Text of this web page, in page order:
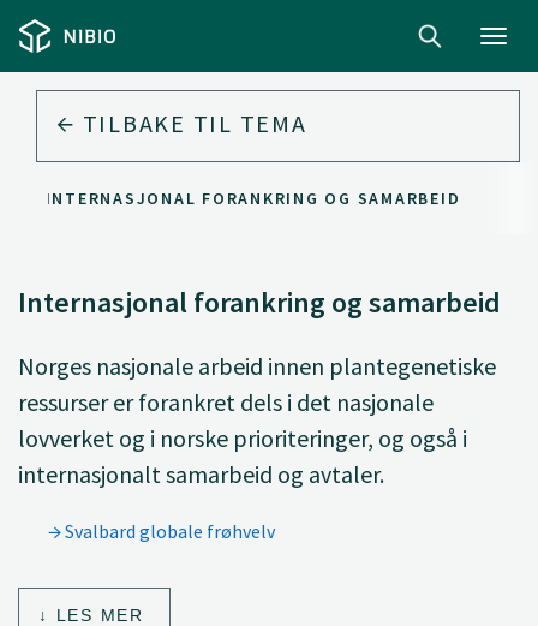
TILBAKE TIL TEMA
INTERNASJONAL FORANKRING OG SAMARBEID
Internasjonal forankring og samarbeid
Norges nasjonale arbeid innen plantegenetiske
ressurser er forankret dels i det nasjonale
lovverket og i norske prioriteringer, og også i
internasjonalt samarbeid og avtaler.
Svalbard globale frøhvelv
LES MER